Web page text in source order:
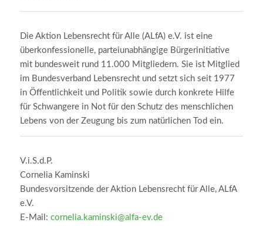
Die Aktion Lebensrecht für Alle (ALfA) e.V. ist eine
überkonfessionelle, parteiunabhängige Bürgerinitiative
mit bundesweit rund 11.000 Mitgliedern. Sie ist Mitglied
im Bundesverband Lebensrecht und setzt sich seit 1977
in Öffentlichkeit und Politik sowie durch konkrete Hilfe
für Schwangere in Not für den Schutz des menschlichen
Lebens von der Zeugung bis zum natürlichen Tod ein.
V.i.S.d.P.
Cornelia Kaminski
Bundesvorsitzende der Aktion Lebensrecht für Alle, ALfA
e.V.
E-Mail: cornelia.kaminski@alfa-ev.de